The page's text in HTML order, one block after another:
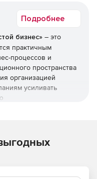
Подробнее
бизнес» – это
практичным
процессов и
пространства
организацией
усиливать
«Простой
и среднего бизнеса,